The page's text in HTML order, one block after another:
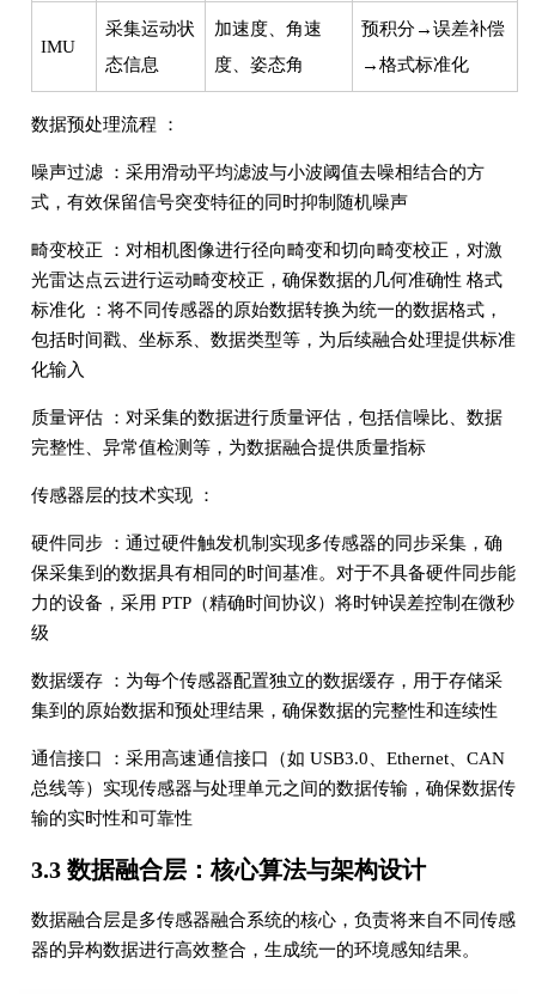
IMU
采集运动状
态信息
加速度、角速
度、姿态角
预积分→误差补偿
→格式标准化
数据预处理流程 ：
噪声过滤 ：采用滑动平均滤波与小波阈值去噪相结合的方
式，有效保留信号突变特征的同时抑制随机噪声
畸变校正 ：对相机图像进行径向畸变和切向畸变校正，对激
光雷达点云进行运动畸变校正，确保数据的几何准确性 格式
标准化 ：将不同传感器的原始数据转换为统一的数据格式，
包括时间戳、坐标系、数据类型等，为后续融合处理提供标准
化输入
质量评估 ：对采集的数据进行质量评估，包括信噪比、数据
完整性、异常值检测等，为数据融合提供质量指标
传感器层的技术实现 ：
硬件同步 ：通过硬件触发机制实现多传感器的同步采集，确
保采集到的数据具有相同的时间基准。对于不具备硬件同步能
力的设备，采用 PTP（精确时间协议）将时钟误差控制在微秒
级
数据缓存 ：为每个传感器配置独立的数据缓存，用于存储采
集到的原始数据和预处理结果，确保数据的完整性和连续性
通信接口 ：采用高速通信接口（如 USB3.0、Ethernet、CAN
总线等）实现传感器与处理单元之间的数据传输，确保数据传
输的实时性和可靠性
3.3 数据融合层：核心算法与架构设计
数据融合层是多传感器融合系统的核心，负责将来自不同传感
器的异构数据进行高效整合，生成统一的环境感知结果。